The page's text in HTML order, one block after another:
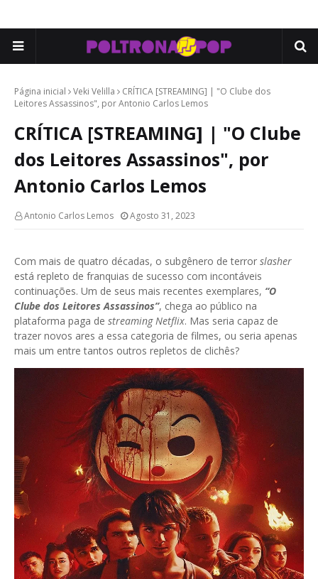
Página inicial Veki Velilla
CRÍTICA [STREAMING] | "O Clube dos
Leitores Assassinos", por Antonio Carlos Lemos
CRÍTICA [STREAMING] | "O Clube
dos Leitores Assassinos", por
Antonio Carlos Lemos
Antonio Carlos Lemos Agosto 31, 2023
Com mais de quatro décadas, o subgênero de terror slasher
está repleto de franquias de sucesso com incontáveis
continuações. Um de seus mais recentes exemplares, “O
Clube dos Leitores Assassinos”, chega ao público na
plataforma paga de streaming Netflix. Mas seria capaz de
trazer novos ares a essa categoria de filmes, ou seria apenas
mais um entre tantos outros repletos de clichês?